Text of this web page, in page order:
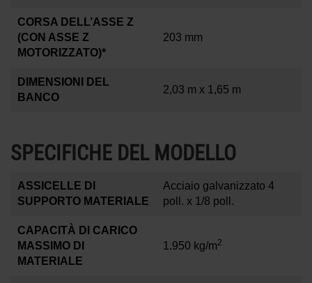
CORSA DELL’ASSE Z
(CON ASSE Z
MOTORIZZATO)*
203 mm
DIMENSIONI DEL
BANCO
2,03 m x 1,65 m
SPECIFICHE DEL MODELLO
ASSICELLE DI
SUPPORTO MATERIALE
Acciaio galvanizzato 4
poll. x 1/8 poll.
CAPACITÀ DI CARICO
MASSIMO DI
MATERIALE
1.950 kg/m2